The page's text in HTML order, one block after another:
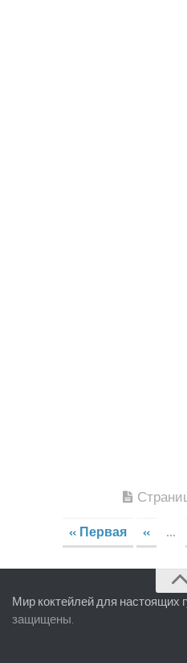
« Первая « ...
Мир коктейлей для настоящих
защищены.